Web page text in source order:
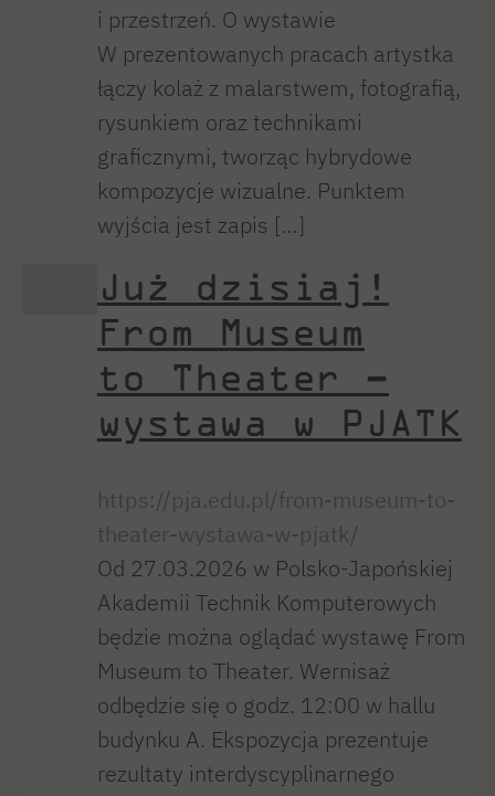
i przestrzeń. O wystawie
W prezentowanych pracach artystka
łączy kolaż z malarstwem, fotografią,
rysunkiem oraz technikami
graficznymi, tworząc hybrydowe
kompozycje wizualne. Punktem
wyjścia jest zapis […]
Już dzisiaj!
From Museum
to Theater –
wystawa w PJATK
https://pja.edu.pl/from-museum-to-
theater-wystawa-w-pjatk/
Od 27.03.2026 w Polsko-Japońskiej
Akademii Technik Komputerowych
będzie można oglądać wystawę From
Museum to Theater. Wernisaż
odbędzie się o godz. 12:00 w hallu
budynku A. Ekspozycja prezentuje
rezultaty interdyscyplinarnego